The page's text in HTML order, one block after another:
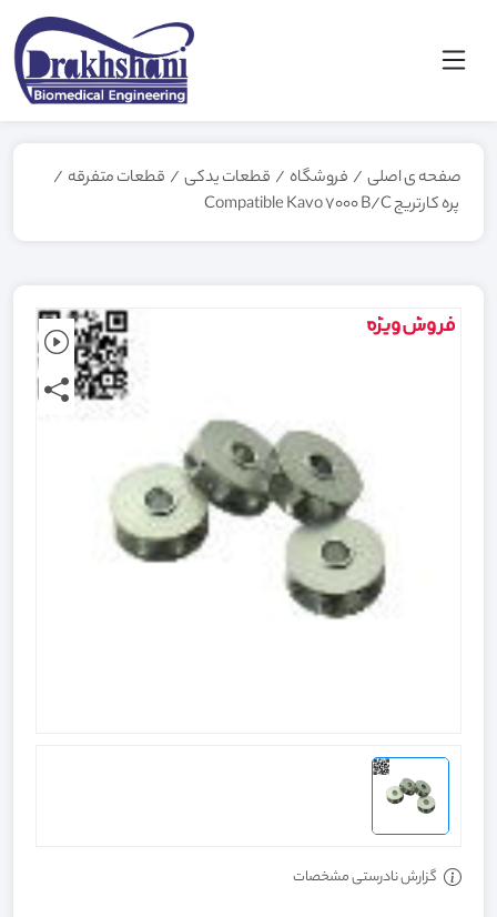
صفحه ی اصلی / فروشگاه / قطعات یدکی / قطعات متفرقه /
پره کارتریج Compatible Kavo 7000 B/C
گزارش نادرستی مشخصات